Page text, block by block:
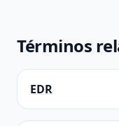
Términos
EDR